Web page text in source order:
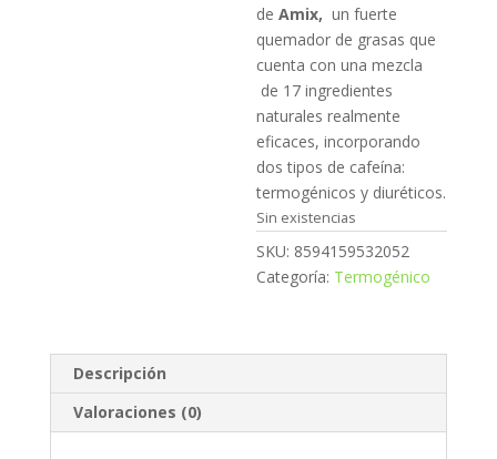
de Amix,un fuerte
quemador de grasas que
cuenta con una mezcla
de 17 ingredientes
naturales realmente
eficaces, incorporando
dos tipos de cafeína:
termogénicos y diuréticos.
Sin existencias
SKU: 8594159532052
Categoría: Termogénico
Descripción
Valoraciones (0)